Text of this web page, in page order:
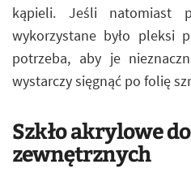
kąpieli. Jeśli natomiast
wykorzystane było pleksi
potrzeba, aby je
wystarczy sięgnąć po folię
Szkło akrylowe
zewnętrznych